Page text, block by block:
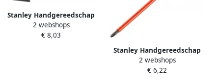
Stanley Handgereedschap
FATMAX Bimat Foliesnijder
Vervangbaar Mes
2 webshops
€ 8,03
Stanley Handgereedschap
FATMAX Schroevendraaier
Phillips VDE PH2 X 125mm
2 webshops
€ 6,22